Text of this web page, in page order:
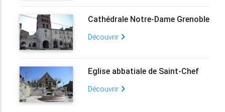
Cathédrale Notre-Dame Grenoble
Découvrir
Eglise abbatiale de Saint-Chef
Découvrir